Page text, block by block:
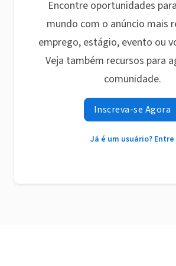
Encontre oportunidades
mundo com o anúncio mais
emprego, estágio, evento ou
Veja também recursos para
comunidade.
Inscreva-se Agora
Já é um usuário? Entre